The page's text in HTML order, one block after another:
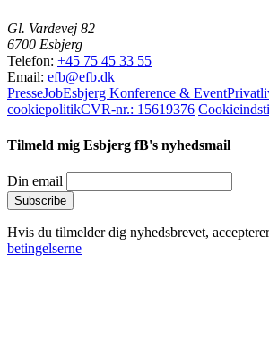
Gl. Vardevej 82
6700 Esbjerg
Telefon: +45 75 45 33 55
Email: efb@efb.dk
PresseJobEsbjerg Konference & Event
cookiepolitikCVR-nr.: 15619376
Tilmeld mig Esbjerg fB's nyhedsmail
Din email
Hvis du tilmelder dig nyhedsbrevet,
betingelserne